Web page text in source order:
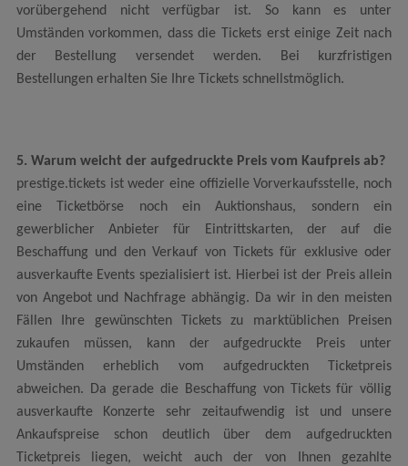
vorübergehend nicht verfügbar ist. So kann es unter
Umständen vorkommen, dass die Tickets erst einige Zeit nach
der Bestellung versendet werden. Bei kurzfristigen
Bestellungen erhalten Sie Ihre Tickets schnellstmöglich.
5. Warum weicht der aufgedruckte Preis vom Kaufpreis ab?
prestige.tickets ist weder eine offizielle Vorverkaufsstelle, noch
eine Ticketbörse noch ein Auktionshaus, sondern ein
gewerblicher Anbieter für Eintrittskarten, der auf die
Beschaffung und den Verkauf von Tickets für exklusive oder
ausverkaufte Events spezialisiert ist. Hierbei ist der Preis allein
von Angebot und Nachfrage abhängig. Da wir in den meisten
Fällen Ihre gewünschten Tickets zu marktüblichen Preisen
zukaufen müssen, kann der aufgedruckte Preis unter
Umständen erheblich vom aufgedruckten Ticketpreis
abweichen. Da gerade die Beschaffung von Tickets für völlig
ausverkaufte Konzerte sehr zeitaufwendig ist und unsere
Ankaufspreise schon deutlich über dem aufgedruckten
Ticketpreis liegen, weicht auch der von Ihnen gezahlte